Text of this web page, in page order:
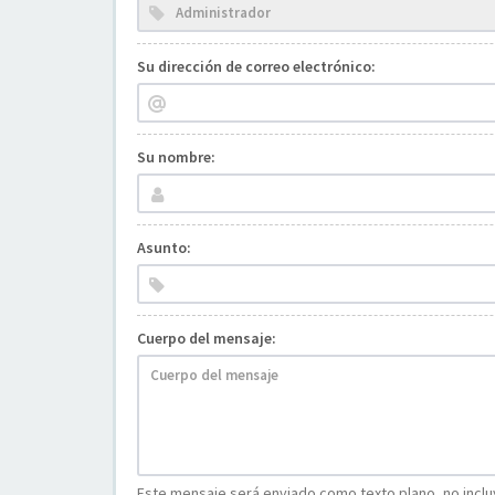
Su dirección de correo electrónico:
Su nombre:
Asunto:
Cuerpo del mensaje: